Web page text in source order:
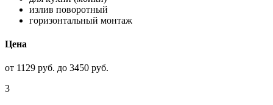
излив поворотный
горизонтальный монтаж
Цена
от 1129 руб. до 3450 руб.
3